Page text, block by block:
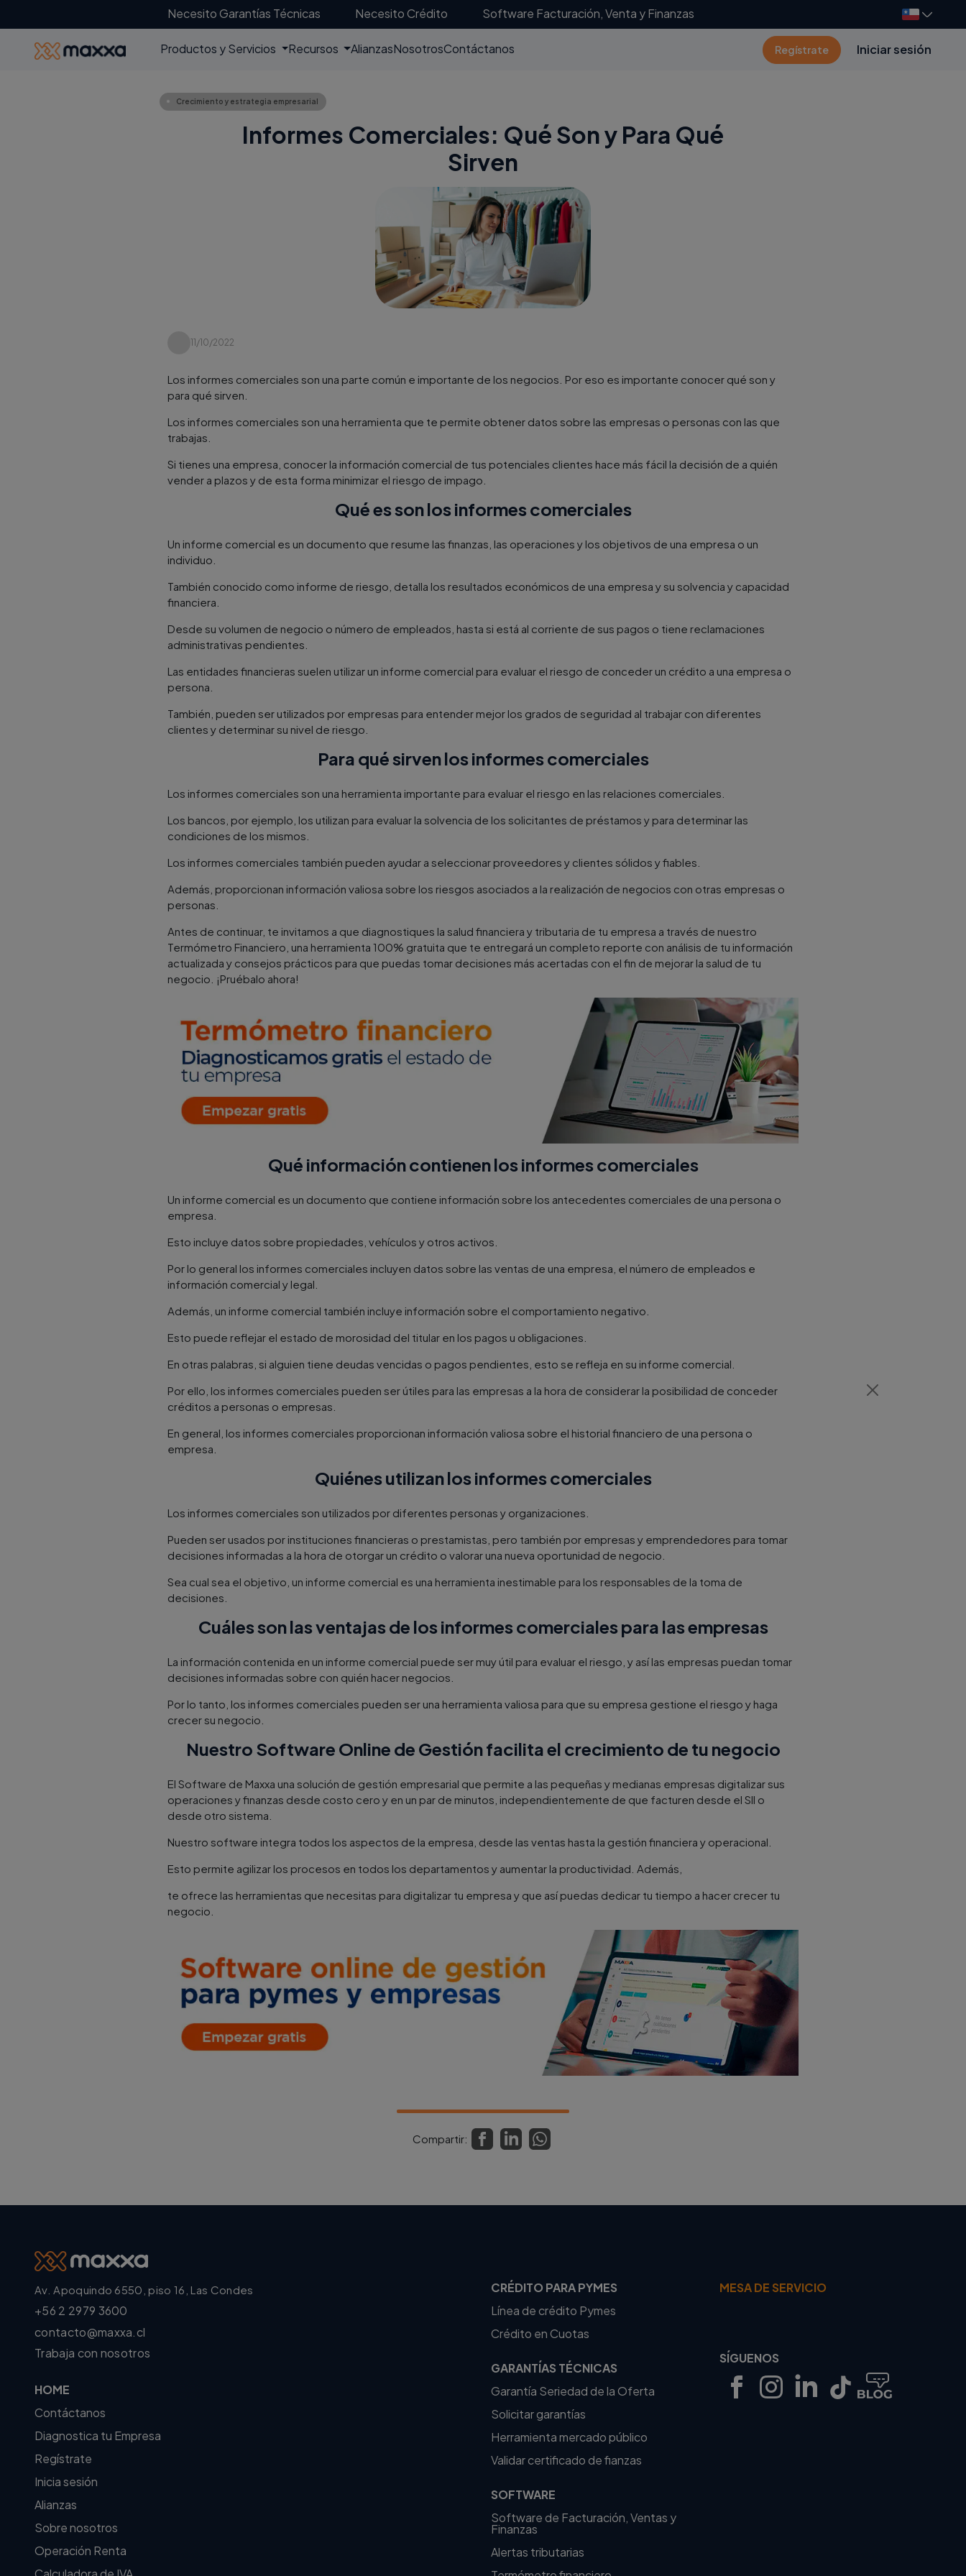
Necesito Garantías Técnicas Necesito Crédito Software Facturación, Venta y Finanzas
Productos y Servicios Recursos AlianzasNosotrosContáctanos Regístrate Iniciar sesión
Crecimiento y estrategia empresarial
Informes Comerciales: Qué Son y Para Qué
Sirven
11/10/2022
Los informes comerciales son una parte común e importante de los negocios. Por eso es importante conocer qué son y
para qué sirven.
Los informes comerciales son una herramienta que te permite obtener datos sobre las empresas o personas con las que
trabajas.
Si tienes una empresa, conocer la información comercial de tus potenciales clientes hace más fácil la decisión de a quién
vender a plazos y de esta forma minimizar el riesgo de impago.
Qué es son los informes comerciales
Un informe comercial es un documento que resume las finanzas, las operaciones y los objetivos de una empresa o un
individuo.
También conocido como informe de riesgo, detalla los resultados económicos de una empresa y su solvencia y capacidad
financiera.
Desde su volumen de negocio o número de empleados, hasta si está al corriente de sus pagos o tiene reclamaciones
administrativas pendientes.
Las entidades financieras suelen utilizar un informe comercial para evaluar el riesgo de conceder un crédito a una empresa o
persona.
También, pueden ser utilizados por empresas para entender mejor los grados de seguridad al trabajar con diferentes
clientes y determinar su nivel de riesgo.
Para qué sirven los informes comerciales
Los informes comerciales son una herramienta importante para evaluar el riesgo en las relaciones comerciales.
Los bancos, por ejemplo, los utilizan para evaluar la solvencia de los solicitantes de préstamos y para determinar las
condiciones de los mismos.
Los informes comerciales también pueden ayudar a seleccionar proveedores y clientes sólidos y fiables.
Además, proporcionan información valiosa sobre los riesgos asociados a la realización de negocios con otras empresas o
personas.
Antes de continuar, te invitamos a que diagnostiques la salud financiera y tributaria de tu empresa a través de nuestro
Termómetro Financiero, una herramienta 100% gratuita que te entregará un completo reporte con análisis de tu información
actualizada y consejos prácticos para que puedas tomar decisiones más acertadas con el fin de mejorar la salud de tu
negocio. ¡Pruébalo ahora!
Qué información contienen los informes comerciales
Un informe comercial es un documento que contiene información sobre los antecedentes comerciales de una persona o
empresa.
Esto incluye datos sobre propiedades, vehículos y otros activos.
Por lo general los informes comerciales incluyen datos sobre las ventas de una empresa, el número de empleados e
información comercial y legal.
Además, un informe comercial también incluye información sobre el comportamiento negativo.
Esto puede reflejar el estado de morosidad del titular en los pagos u obligaciones.
En otras palabras, si alguien tiene deudas vencidas o pagos pendientes, esto se refleja en su informe comercial.
Por ello, los informes comerciales pueden ser útiles para las empresas a la hora de considerar la posibilidad de conceder
créditos a personas o empresas.
En general, los informes comerciales proporcionan información valiosa sobre el historial financiero de una persona o
empresa.
Quiénes utilizan los informes comerciales
Los informes comerciales son utilizados por diferentes personas y organizaciones.
Pueden ser usados por instituciones financieras o prestamistas, pero también por empresas y emprendedores para tomar
decisiones informadas a la hora de otorgar un crédito o valorar una nueva oportunidad de negocio.
Sea cual sea el objetivo, un informe comercial es una herramienta inestimable para los responsables de la toma de
decisiones.
Cuáles son las ventajas de los informes comerciales para las empresas
La información contenida en un informe comercial puede ser muy útil para evaluar el riesgo, y así las empresas puedan tomar
decisiones informadas sobre con quién hacer negocios.
Por lo tanto, los informes comerciales pueden ser una herramienta valiosa para que su empresa gestione el riesgo y haga
crecer su negocio.
Nuestro Software Online de Gestión facilita el crecimiento de tu negocio
El Software de Maxxa una solución de gestión empresarial que permite a las pequeñas y medianas empresas digitalizar sus
operaciones y finanzas desde costo cero y en un par de minutos, independientemente de que facturen desde el SII o
desde otro sistema.
Nuestro software integra todos los aspectos de la empresa, desde las ventas hasta la gestión financiera y operacional.
Esto permite agilizar los procesos en todos los departamentos y aumentar la productividad. Además,
te ofrece las herramientas que necesitas para digitalizar tu empresa y que así puedas dedicar tu tiempo a hacer crecer tu
negocio.
Compartir:
Av. Apoquindo 6550, piso 16, Las Condes
+56 2 2979 3600
contacto@maxxa.cl
Trabaja con nosotros
HOME
Contáctanos
Diagnostica tu Empresa
Regístrate
Inicia sesión
Alianzas
Sobre nosotros
Operación Renta
CRÉDITO PARA PYMES
Línea de crédito Pymes
Crédito en Cuotas
GARANTÍAS TÉCNICAS
Garantía Seriedad de la Oferta
Solicitar garantías
Herramienta mercado público
Validar certificado de fianzas
SOFTWARE
Software de Facturación, Ventas y
Finanzas
Alertas tributarias
MESA DE SERVICIO
SÍGUENOS